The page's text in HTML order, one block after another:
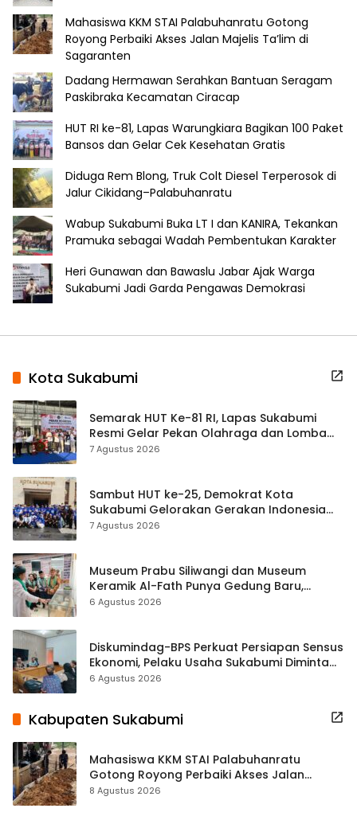
Mahasiswa KKM STAI Palabuhanratu Gotong
Royong Perbaiki Akses Jalan Majelis Ta’lim di
Sagaranten
Dadang Hermawan Serahkan Bantuan Seragam
Paskibraka Kecamatan Ciracap
HUT RI ke-81, Lapas Warungkiara Bagikan 100 Paket
Bansos dan Gelar Cek Kesehatan Gratis
Diduga Rem Blong, Truk Colt Diesel Terperosok di
Jalur Cikidang–Palabuhanratu
Wabup Sukabumi Buka LT I dan KANIRA, Tekankan
Pramuka sebagai Wadah Pembentukan Karakter
Heri Gunawan dan Bawaslu Jabar Ajak Warga
Sukabumi Jadi Garda Pengawas Demokrasi
Kota Sukabumi
Semarak HUT Ke-81 RI, Lapas Sukabumi
Resmi Gelar Pekan Olahraga dan Lomba
Tradisional
7 Agustus 2026
Sambut HUT ke-25, Demokrat Kota
Sukabumi Gelorakan Gerakan Indonesia
ASRI Lewat Aksi Bersih Masjid Agung
7 Agustus 2026
Museum Prabu Siliwangi dan Museum
Keramik Al-Fath Punya Gedung Baru,
Hampir 500 Koleksi Dipisahkan
6 Agustus 2026
Diskumindag-BPS Perkuat Persiapan Sensus
Ekonomi, Pelaku Usaha Sukabumi Diminta
Terbuka Beri Data
6 Agustus 2026
Kabupaten Sukabumi
Mahasiswa KKM STAI Palabuhanratu
Gotong Royong Perbaiki Akses Jalan
Majelis Ta’lim di Sagaranten
8 Agustus 2026